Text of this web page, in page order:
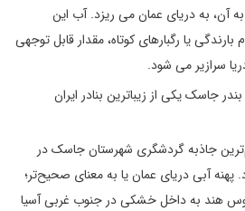
به آن، به دريای عمان می ريزد. آب اين
يا رگبارهای کوتاه، مقدار قابل توجهی
سرازير می شود.
جاذبه گردشگری شهرستان جاسک در
پهنه آبی دریای عمان یا به معنای صحیح‌تر؛
هند به داخل خشکی در جنوب غربی آسیا